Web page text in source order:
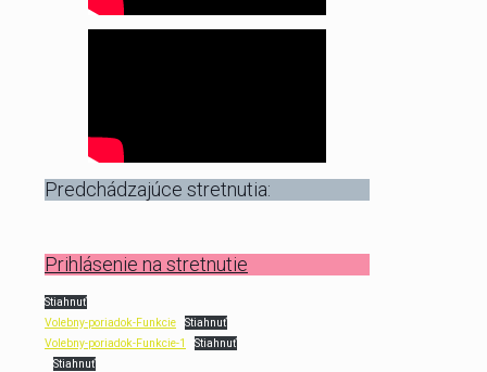
Predchádzajúce stretnutia:
Prihlásenie na stretnutie
Stiahnuť
Volebny-poriadok-Funkcie
Stiahnuť
Volebny-poriadok-Funkcie-1
Stiahnuť
Stiahnuť